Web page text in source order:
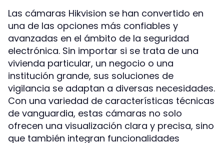
Las cámaras Hikvision se han convertido en
una de las opciones más confiables y
avanzadas en el ámbito de la seguridad
electrónica. Sin importar si se trata de una
vivienda particular, un negocio o una
institución grande, sus soluciones de
vigilancia se adaptan a diversas necesidades.
Con una variedad de características técnicas
de vanguardia, estas cámaras no solo
ofrecen una visualización clara y precisa, sino
que también integran funcionalidades